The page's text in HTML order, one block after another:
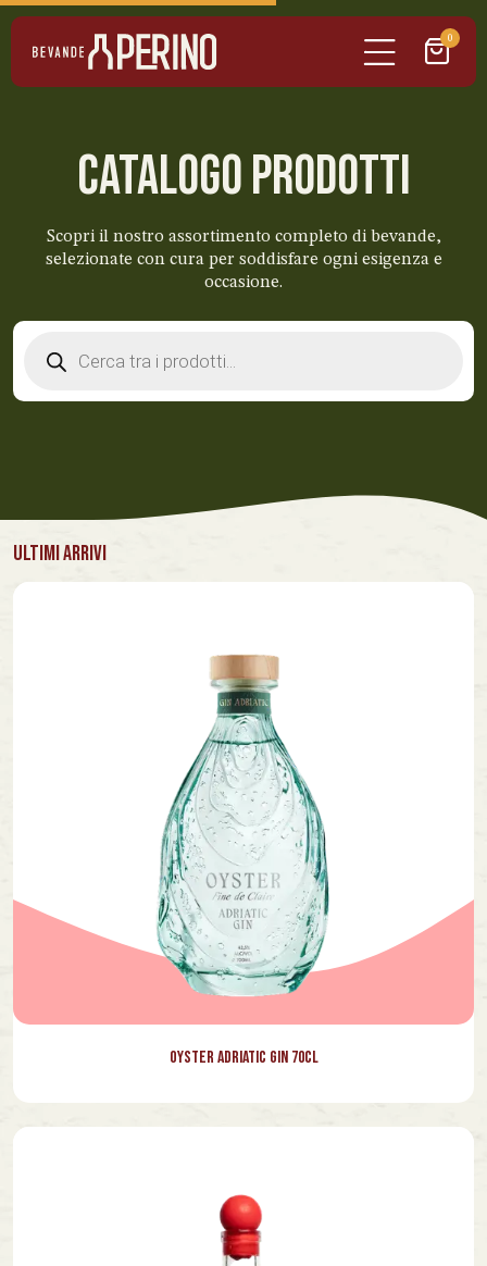
0
CATALOGO PRODOTTI
Scopri il nostro assortimento completo di bevande,
selezionate con cura per soddisfare ogni esigenza e
occasione.
search
ULTIMI ARRIVI
Oyster Adriatic Gin 70cl